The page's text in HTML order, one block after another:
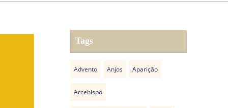
Tags
Advento Anjos Aparição
Arcebispo